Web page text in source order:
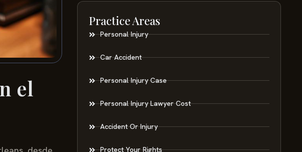
el
Practice Areas
Personal Injury
Car Accident
Personal Injury Case
Personal Injury Lawyer Cost
Accident Or Injury
Protect Your Rights